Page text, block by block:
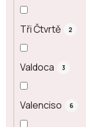
Tři Čtvrtě 2
Valdoca 3
Valenciso 6